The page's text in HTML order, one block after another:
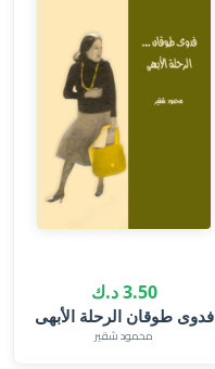
3.50 د.ك
فدوى طوقان الرحلة الأبهى
محمود شقير